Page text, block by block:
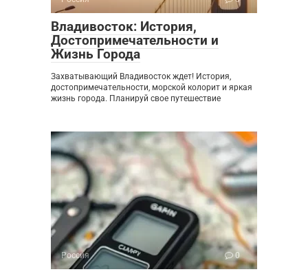
Владивосток: История,
Достопримечательности и
Жизнь Города
Захватывающий Владивосток ждет! История,
достопримечательности, морской колорит и яркая
жизнь города. Планируй свое путешествие
Россия 0